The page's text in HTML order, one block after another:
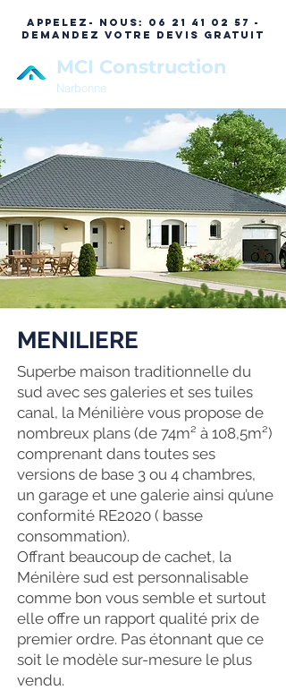
APPELEZ- NOUS:
06 21 41 02 57 -
DEMANDEZ VOTRE DEVIS GRATUIT
MCI Construction
Narbonne
MENILIERE
Superbe maison traditionnelle du
sud avec ses galeries et ses tuiles
canal, la Ménilière vous propose de
nombreux plans (de 74m² à 108,5m²)
comprenant dans toutes ses
versions de base 3 ou 4 chambres,
un garage et une galerie ainsi qu’une
conformité RE2020 ( basse
consommation).
Offrant beaucoup de cachet, la
Ménilère sud est personnalisable
comme bon vous semble et surtout
elle offre un rapport qualité prix de
premier ordre. Pas étonnant que ce
soit le modèle sur-mesure le plus
vendu.